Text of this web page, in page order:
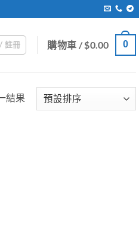
註冊 購物車 /$0.00 0
結果